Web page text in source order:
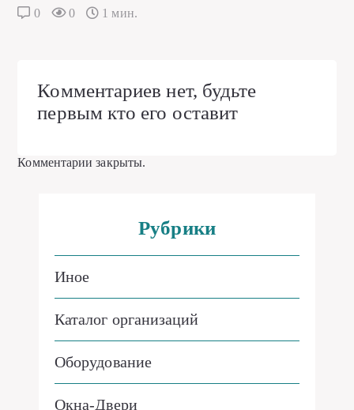
0 0 1 мин.
Комментариев нет, будьте
первым кто его оставит
Комментарии закрыты.
Рубрики
Иное
Каталог организаций
Оборудование
Окна-Двери